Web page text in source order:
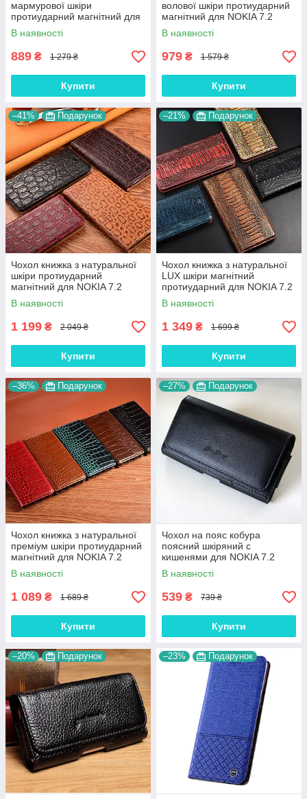
тих, хто хоче максимального захисту.
🥈Шкіряний чохол книжка
- Стильний аксесуар для
цінителів преміального вигляду.
тих, хто не хоче обтяжувати смартфон.
Якщо у тебеNokia 7.2не відкладай покупку аксесуара.
Купити чохол на Нокіа 7.2
– це розумне рішення, яке
мармурової шкіри
протиударний магнітний для
NOKIA 7.2 "MARBLE"
В наявності
889 ₴ 1 279 ₴
Купити
волової шкіри протиударний
магнітний для NOKIA 7.2
"BULL"
В наявності
979 ₴ 1 579 ₴
Купити
–41% Подарунок
Чохол книжка з натуральної
шкіри протиударний
магнітний для NOKIA 7.2
"JACOSA"
В наявності
1 199 ₴ 2 049 ₴
Купити
–21% Подарунок
Чохол книжка з натуральної
LUX шкіри магнітний
протиударний для NOKIA 7.2
"ZENUS"
В наявності
1 349 ₴ 1 699 ₴
Купити
–36% Подарунок
Чохол книжка з натуральної
преміум шкіри протиударний
магнітний для NOKIA 7.2
"CROCODILE"
В наявності
1 089 ₴ 1 689 ₴
Купити
–27% Подарунок
Чохол на пояс кобура
поясний шкіряний c
кишенями для NOKIA 7.2
"RAMOS"
В наявності
539 ₴ 739 ₴
Купити
–20% Подарунок –23% Подарунок